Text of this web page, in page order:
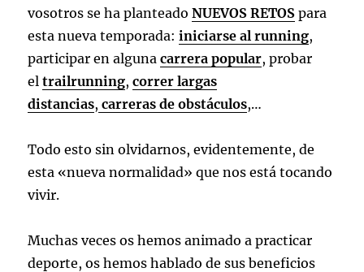
vosotros se ha planteadoNUEVOS RETOS para
esta nueva temporada:iniciarse al running,
participar en algunacarrera popular, probar
eltrailrunning,correr largas
distancias, carreras de obstáculos,…
Todo esto sin olvidarnos, evidentemente, de
esta «nueva normalidad» que nos está tocando
vivir.
Muchas veces os hemos animado a practicar
deporte, os hemos hablado de sus beneficios